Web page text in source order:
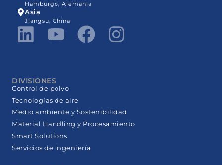
Hamburgo, Alemania
Asia
Jiangsu, China
DIVISIONES
Control de polvo
Tecnologías de aire
Medio ambiente y Sostenibilidad
Material Handling y Procesamiento
Smart Solutions
Servicios de Ingeniería